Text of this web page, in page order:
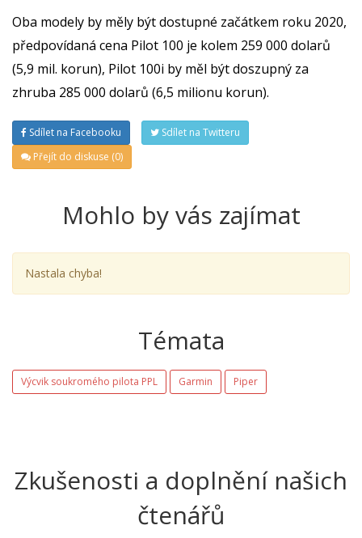
Oba modely by měly být dostupné začátkem roku 2020,
předpovídaná cena Pilot 100 je kolem 259 000 dolarů
(5,9 mil. korun), Pilot 100i by měl být doszupný za
zhruba 285 000 dolarů (6,5 milionu korun).
Sdílet na Facebooku
Sdílet na Twitteru
Přejít do diskuse (0)
Mohlo by vás zajímat
Nastala chyba!
Témata
Výcvik soukromého pilota PPL Garmin Piper
Zkušenosti a doplnění našich
čtenářů